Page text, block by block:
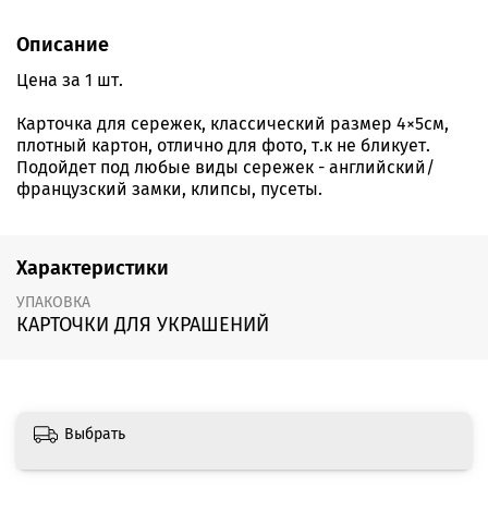
Описание
Цена за 1 шт.
Карточка для сережек, классический размер 4×5см,
плотный картон, отлично для фото, т.к не бликует.
Подойдет под любые виды сережек - английский/
французский замки, клипсы, пусеты.
Характеристики
УПАКОВКА
КАРТОЧКИ ДЛЯ УКРАШЕНИЙ
Выбрать